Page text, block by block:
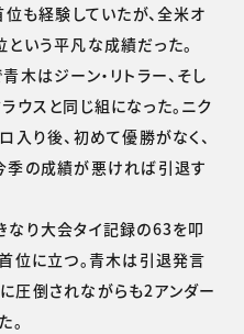
も経験していたが、全米オ
いう平凡な成績だった。
木はジーン・リトラー、そし
ウスと同じ組になった。ニク
入り後、初めて優勝がなく、
季の成績が悪ければ引退す
なり大会タイ記録の63を叩
位に立つ。青木は引退発言
圧倒されながらも2アンダー
。